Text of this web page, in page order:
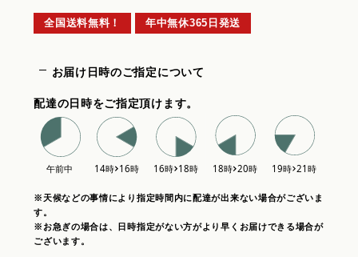
全国送料無料！ 年中無休365日発送
お届け日時のご指定について
配達の日時をご指定頂けます。
※天候などの事情により指定時間内に配達が出来ない場合がございま
す。
※お急ぎの場合は、日時指定がない方がより早くお届けできる場合が
ございます。